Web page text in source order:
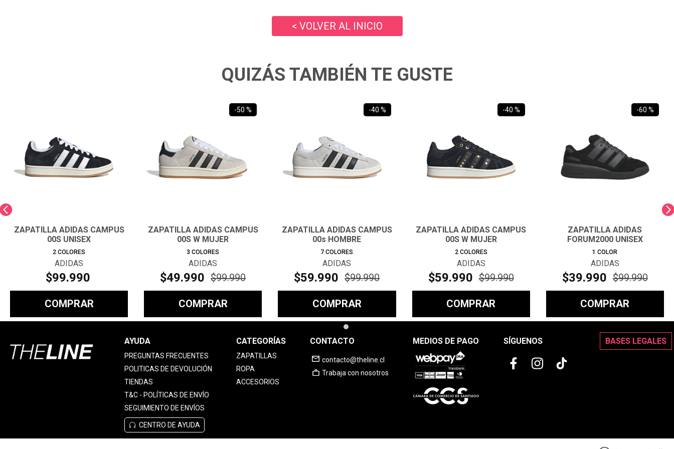
< VOLVER AL INICIO
QUIZÁS TAMBIÉN TE GUSTE
ZAPATILLA ADIDAS CAMPUS
00S UNISEX
2 COLORES
ADIDAS
$99.990
COMPRAR
-50 %
ZAPATILLA ADIDAS CAMPUS
00S W MUJER
3 COLORES
ADIDAS
$49.990 $99.990
COMPRAR
-40 %
ZAPATILLA ADIDAS CAMPUS
00s HOMBRE
7 COLORES
ADIDAS
$59.990 $99.990
COMPRAR
-40 %
ZAPATILLA ADIDAS CAMPUS
00S W MUJER
2 COLORES
ADIDAS
$59.990 $99.990
COMPRAR
-60 %
ZAPATILLA ADIDAS
FORUM2000 UNISEX
1 COLOR
ADIDAS
$39.990 $99.990
COMPRAR
AYUDA
PREGUNTAS FRECUENTES
POLITICAS DE DEVOLUCIÓN
TIENDAS
T&C - POLÍTICAS DE ENVÍO
SEGUIMIENTO DE ENVÍOS
CENTRO DE AYUDA
CATEGORÍAS
ZAPATILLAS
ROPA
ACCESORIOS
CONTACTO
contacto@theline.cl
Trabaja con nosotros
MEDIOS DE PAGO SÍGUENOS BASES LEGALES